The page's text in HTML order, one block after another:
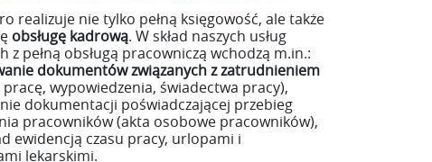
realizuje nie tylko pełną księgowość, ale także
obsługę kadrową. W skład naszych usług
z pełną obsługą pracowniczą wchodzą m.in.:
dokumentów związanych z zatrudnieniem
wypowiedzenia, świadectwa pracy),
dokumentacji poświadczającej przebieg
pracowników (akta osobowe pracowników),
ewidencją czasu pracy, urlopami i
lekarskimi.